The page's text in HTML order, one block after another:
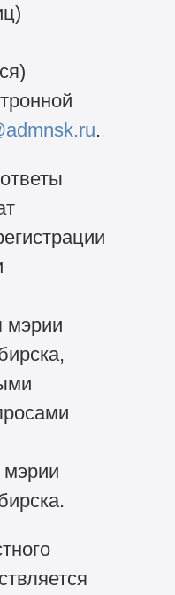
.
мэрии